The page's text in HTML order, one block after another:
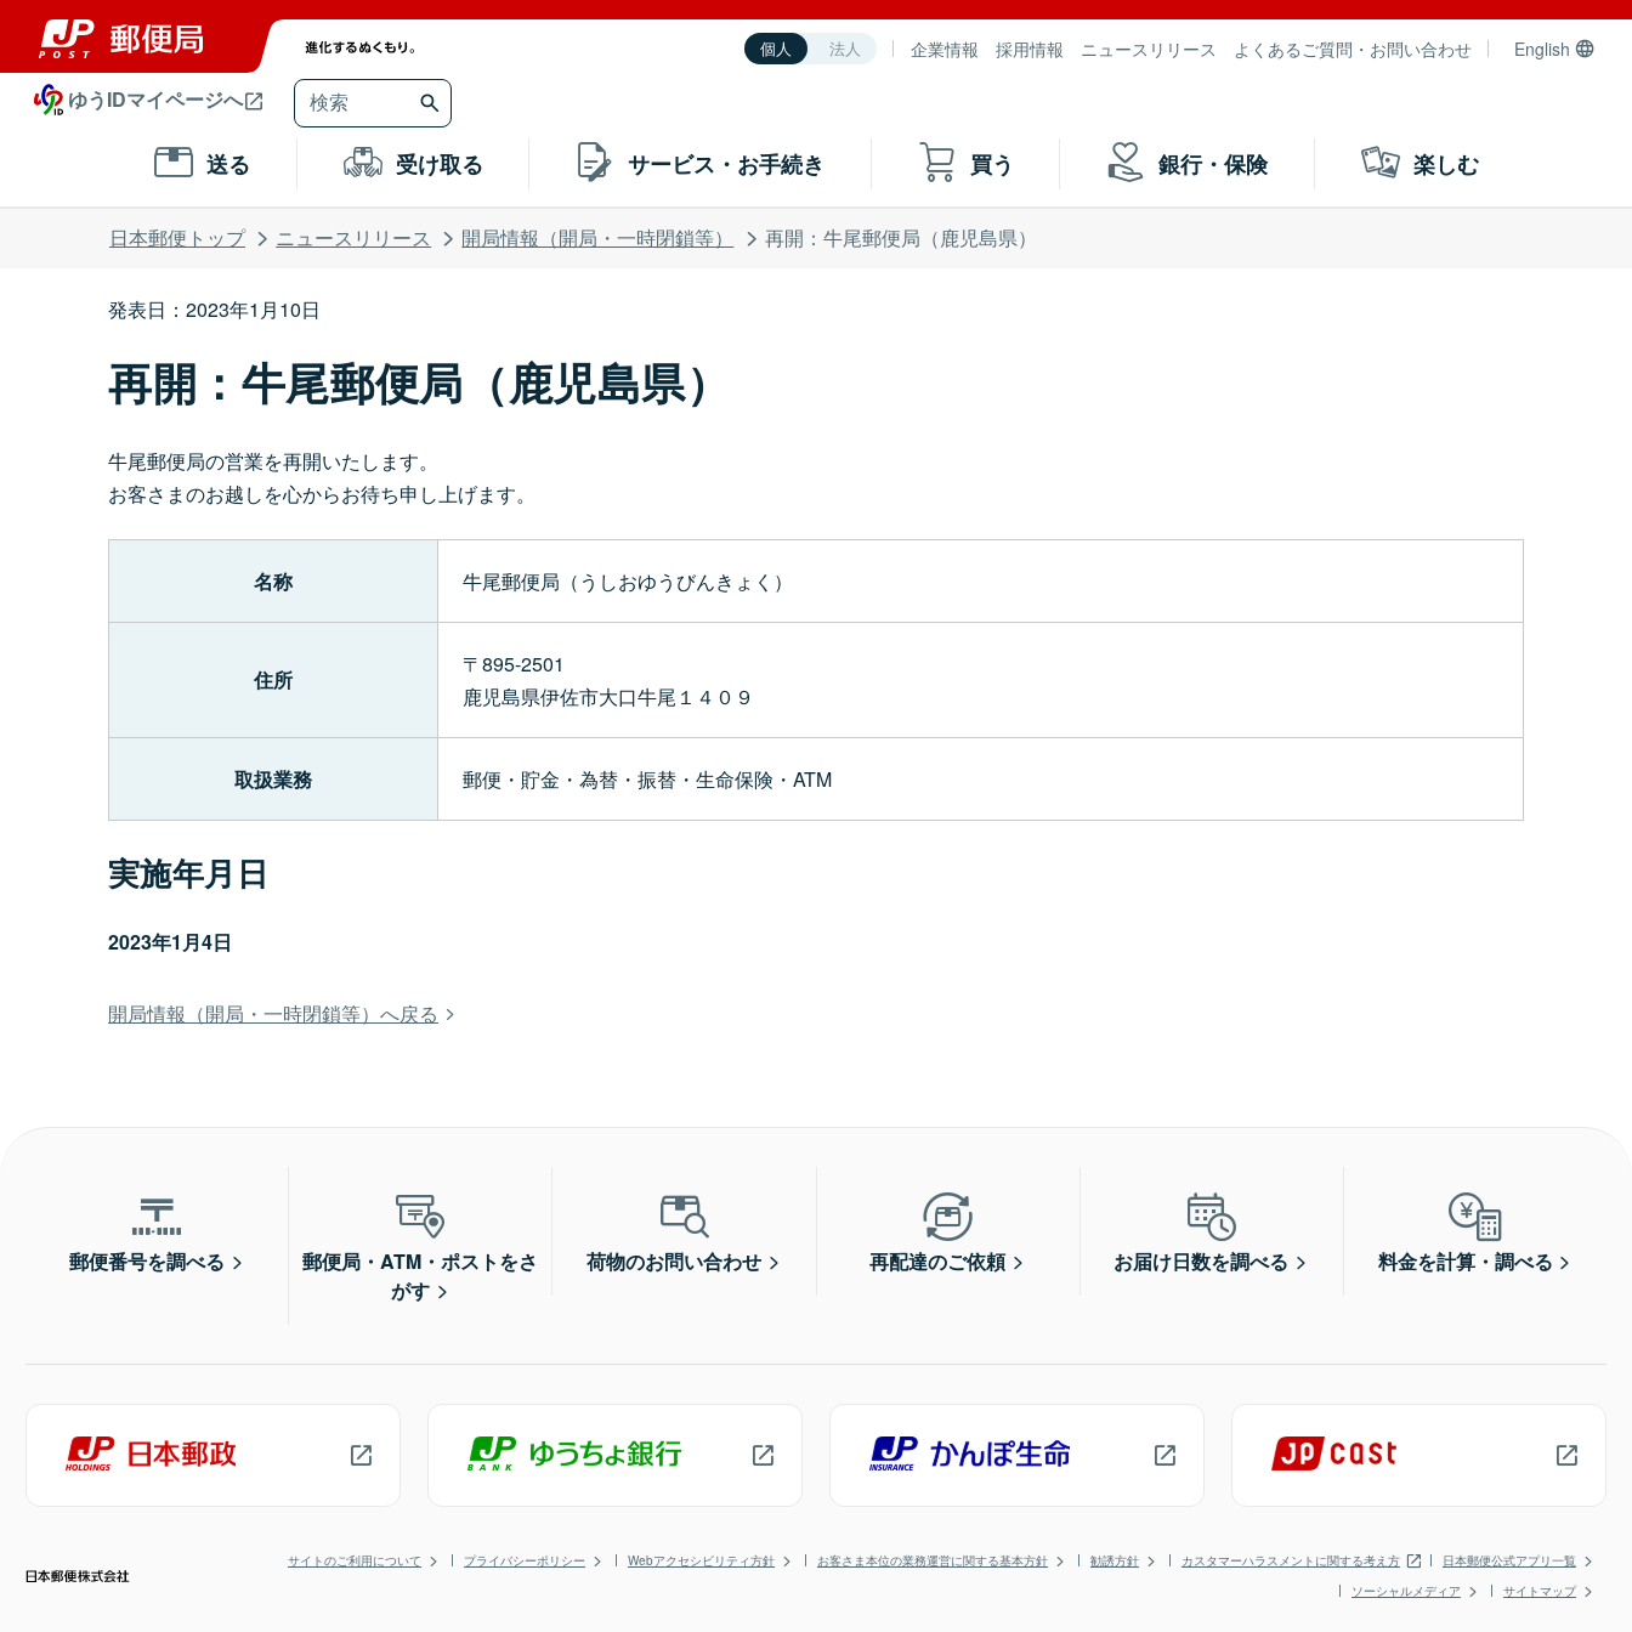
個人 法人 企業情報 採用情報 ニュースリリース よくあるご質問・お問い合わせ English
ゆうIDマイページへ
送る 受け取る サービス・お手続き 買う 銀行・保険 楽しむ
日本郵便トップ ニュースリリース 開局情報（開局・一時閉鎖等） 再開：牛尾郵便局（鹿児島県）
発表日：2023年1月10日
再開：牛尾郵便局（鹿児島県）
牛尾郵便局の営業を再開いたします。
お客さまのお越しを心からお待ち申し上げます。
名称 牛尾郵便局（うしおゆうびんきょく）
住所
〒895-2501
鹿児島県伊佐市大口牛尾１４０９
取扱業務 郵便・貯金・為替・振替・生命保険・ATM
実施年月日
2023年1月4日
開局情報（開局・一時閉鎖等）へ戻る
郵便番号を調べる
郵便局・ATM・ポストをさ
がす
荷物のお問い合わせ 再配達のご依頼 お届け日数を調べる 料金を計算・調べる
サイトのご利用について プライバシーポリシー Webアクセシビリティ方針 お客さま本位の業務運営に関する基本方針 勧誘方針 カスタマーハラスメントに関する考え方
日本郵便公式アプリ一覧
ソーシャルメディア
サイトマップ